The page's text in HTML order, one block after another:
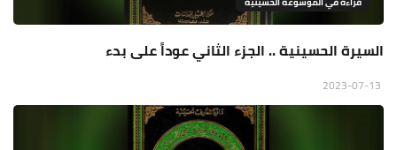
السيرة الحسينية .. الجزء الثاني عوداً على بدء